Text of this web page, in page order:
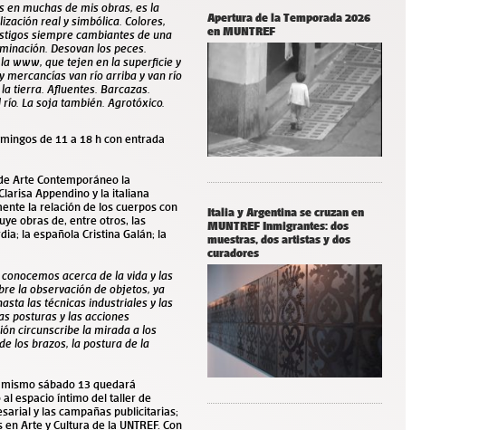
en muchas de mis obras, es la
real y simbólica. Colores,
siempre cambiantes de una
Desovan los peces.
www, que tejen en la superficie y
mercancías van río arriba y van río
tierra. Afluentes. Barcazas.
La soja también. Agrotóxico.
de 11 a 18 h con entrada
Arte Contemporáneo la
Appendino y la italiana
la relación de los cuerpos con
obras de, entre otros, las
la española Cristina Galán; la
acerca de la vida y las
la observación de objetos, ya
las técnicas industriales y las
posturas y las acciones
circunscribe la mirada a los
los brazos, la postura de la
sábado 13 quedará
espacio íntimo del taller de
y las campañas publicitarias;
Arte y Cultura de la UNTREF. Con
Apertura de la Temporada 2026
en MUNTREF
Italia y Argentina se cruzan en
MUNTREF Inmigrantes: dos
muestras, dos artistas y dos
curadores